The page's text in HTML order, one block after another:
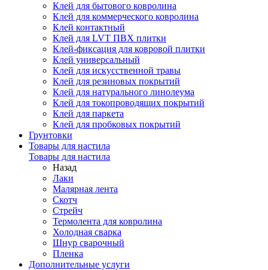
Клей для бытового ковролина
Клей для коммерческого ковролина
Клей контактный
Клей для LVT ПВХ плитки
Клей-фиксация для ковровой плитки
Клей универсальный
Клей для искусственной травы
Клей для резиновых покрытий
Клей для натурального линолеума
Клей для токопроводящих покрытий
Клей для паркета
Клей для пробковых покрытий
Грунтовки
Товары для настила
Товары для настила
Назад
Лаки
Малярная лента
Скотч
Стрейч
Термолента для ковролина
Холодная сварка
Шнур сварочный
Пленка
Дополнительные услуги